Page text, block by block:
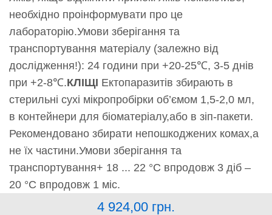
необхідно проінформувати про це
лабораторію.Умови зберігання та
транспортування матеріалу (залежно від
дослідження!): 24 години при +20-25℃, 3-5 днів
при +2-8℃.КЛІЩІ Ектопаразитів збирають в
стерильні сухі мікропробірки об’ємом 1,5-2,0 мл,
в контейнери для біоматеріалу,або в зіп-пакети.
Рекомендовано збирати непошкоджених комах,а
не їх частини.Умови зберігання та
транспортування+ 18 ... 22 °С впродовж 3 діб –
20 °С впродовж 1 міс.
4 924,00 грн.